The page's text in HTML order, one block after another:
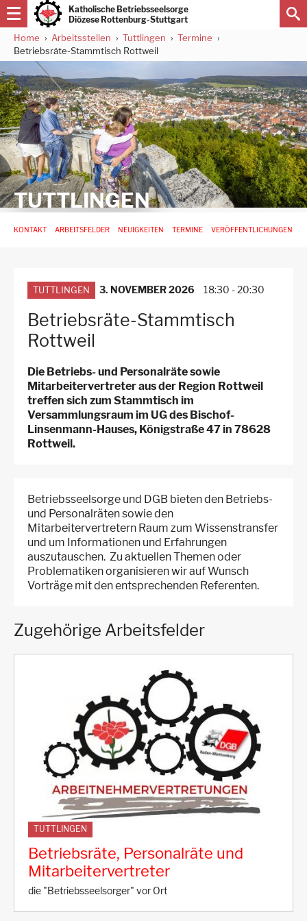
Direkt
zum
Inhalt
Katholische Betriebsseelsorge
Diözese Rottenburg-Stuttgart
Pfadnavigation
Home Arbeitsstellen Tuttlingen
Termine
Betriebsräte-Stammtisch Rottweil
TUTTLINGEN
Hauptnavigation
KONTAKT ARBEITSFELDER NEUIGKEITEN TERMINE VERÖFFENTLICHUNGEN
TUTTLINGEN 3. NOVEMBER 2026 18:30 -20:30
Betriebsräte-Stammtisch
Rottweil
Die Betriebs- und Personalräte sowie
Mitarbeitervertreter aus der Region Rottweil
treffen sich zum Stammtisch im
Versammlungsraum im UG des Bischof-
Linsenmann-Hauses, Königstraße 47 in 78628
Rottweil.
Betriebsseelsorge und DGB bieten den Betriebs-
und Personalräten sowie den
Mitarbeitervertretern Raum zum Wissenstransfer
und um Informationen und Erfahrungen
auszutauschen. Zu aktuellen Themen oder
Problematiken organisieren wir auf Wunsch
Vorträge mit den entsprechenden Referenten.
Zugehörige Arbeitsfelder
TUTTLINGEN
Betriebsräte, Personalräte und
Mitarbeitervertreter
die "Betriebsseelsorger" vor Ort